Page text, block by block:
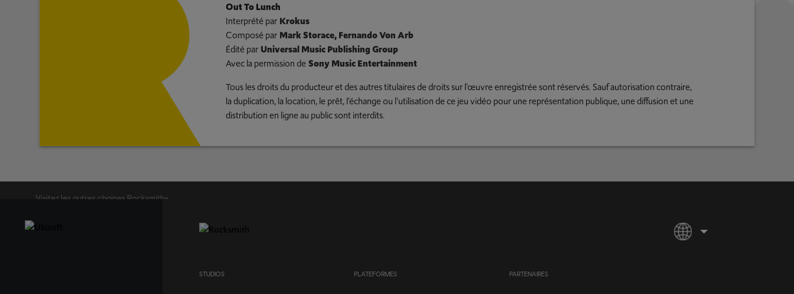
Out To Lunch
Interprété par Krokus
Composé par Mark Storace, Fernando Von Arb
Édité par Universal Music Publishing Group
Avec la permission de Sony Music Entertainment
Tous les droits du producteur et des autres titulaires de droits sur l'œuvre enregistrée sont réservés. Sauf autorisation contraire,
la duplication, la location, le prêt, l'échange ou l'utilisation de ce jeu vidéo pour une représentation publique, une diffusion et une
distribution en ligne au public sont interdits.
Visitez les autres chaines Rocksmith+
STUDIOS PLATEFORMES PARTENAIRES